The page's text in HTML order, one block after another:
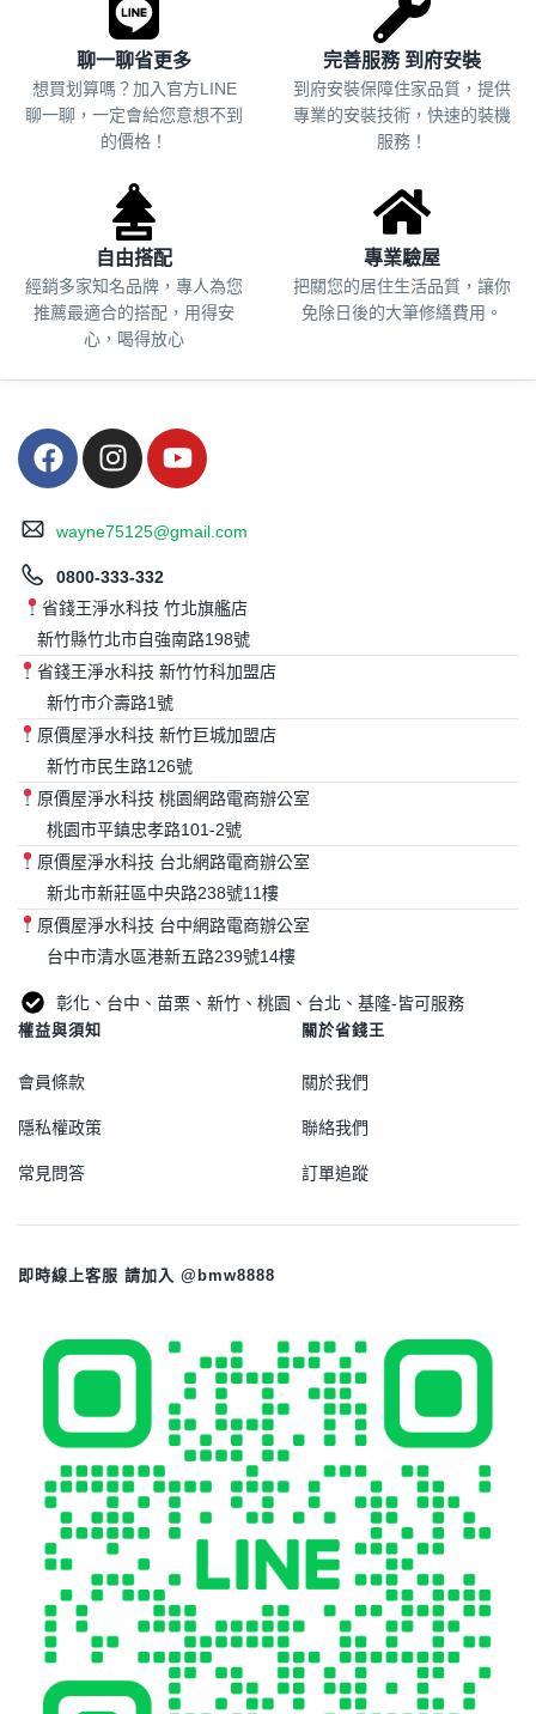
聊一聊省更多
想買划算嗎？加入官方LINE
聊一聊，一定會給您意想不到
的價格！
完善服務 到府安裝
到府安裝保障住家品質，提供
專業的安裝技術，快速的裝機
服務！
自由搭配
經銷多家知名品牌，專人為您
推薦最適合的搭配，用得安
心，喝得放心
專業驗屋
把關您的居住生活品質， 讓你
免除日後的大筆修繕費用。
wayne75125@gmail.com
0800-333-332
省錢王淨水科技 竹北旗艦店
新竹縣竹北市自強南路198號
省錢王淨水科技 新竹竹科加盟店
新竹市介壽路1號
原價屋淨水科技 新竹巨城加盟店
新竹市民生路126號
原價屋淨水科技 桃園網路電商辦公室
桃園市平鎮忠孝路101-2號
原價屋淨水科技 台北網路電商辦公室
新北市新莊區中央路238號11樓
原價屋淨水科技 台中網路電商辦公室
台中市清水區港新五路239號14樓
彰化、台中、苗栗、新竹、桃園、台北、基隆-皆可服務
權益與須知
會員條款
隱私權政策
常見問答
關於省錢王
關於我們
聯絡我們
訂單追蹤
即時線上客服 請加入 @bmw8888